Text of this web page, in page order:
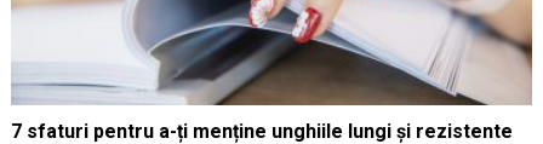
7 sfaturi pentru a-ți menține unghiile lungi și rezistente